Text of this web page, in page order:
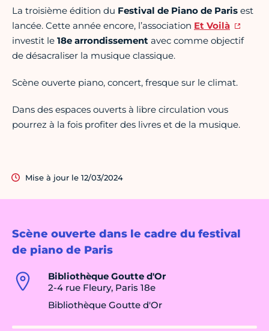
Scène ouverte dans le cadre du festival
de piano de Paris
Bibliothèque Goutte d'Or
2-4 rue Fleury, Paris 18e
Bibliothèque Goutte d'Or
La troisième édition du Festival de Piano de Paris est
lancée. Cette année encore, l’association Et Voilà
investit le 18e arrondissement avec comme objectif
de désacraliser la musique classique.
Scène ouverte piano, concert, fresque sur le climat.
Dans des espaces ouverts à libre circulation vous
pourrez à la fois profiter des livres et de la musique.
Mise à jour le 12/03/2024